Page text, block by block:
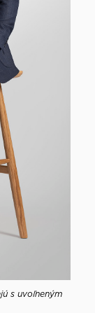
s uvoľneným